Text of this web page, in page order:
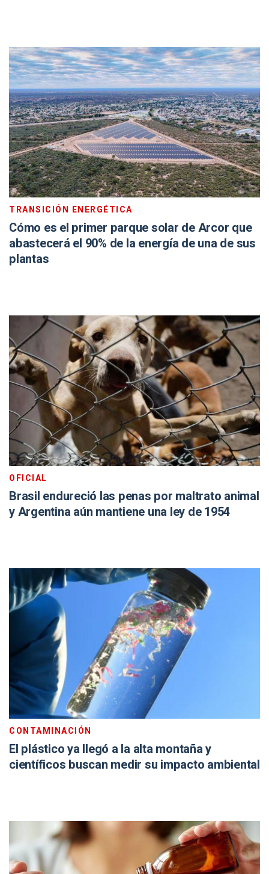
TRANSICIÓN ENERGÉTICA
Cómo es el primer parque solar de Arcor que
abastecerá el 90% de la energía de una de sus
plantas
OFICIAL
Brasil endureció las penas por maltrato animal
y Argentina aún mantiene una ley de 1954
CONTAMINACIÓN
El plástico ya llegó a la alta montaña y
científicos buscan medir su impacto ambiental